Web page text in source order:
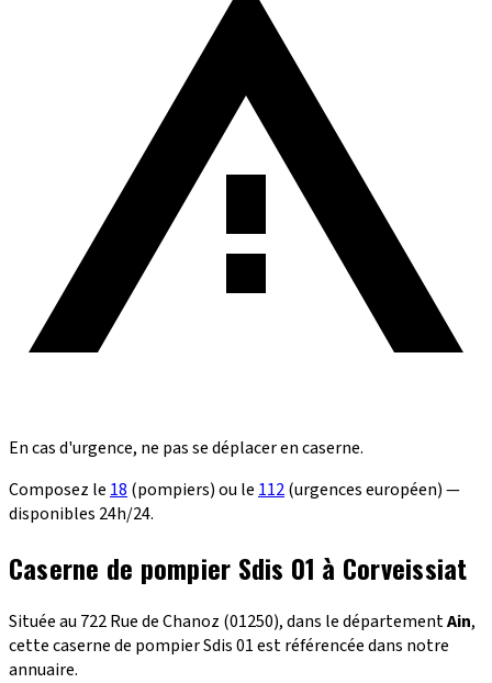
En cas d'urgence, ne pas se déplacer en caserne.
Composez le 18 (pompiers) ou le 112(urgences européen) —
disponibles 24h/24.
Caserne de pompier Sdis 01 à Corveissiat
Située au 722 Rue de Chanoz (01250), dans le départementAin,
cette caserne de pompier Sdis 01 est référencée dans notre
annuaire.